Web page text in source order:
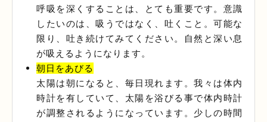
呼吸を深くすることは、とても重要です。意識
したいのは、吸うではなく、吐くこと。可能な
限り、吐き続けてみてください。自然と深い息
が吸えるようになります。
朝日をあびる
太陽は朝になると、毎日現れます。我々は体内
時計を有していて、太陽を浴びる事で体内時計
が調整されるようになっています。少しの時間